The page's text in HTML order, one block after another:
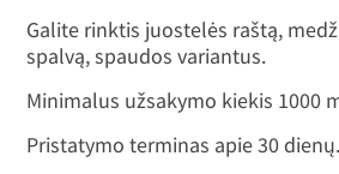
Galite rinktis juostelės raštą,
spalvą, spaudos variantus.
Minimalus užsakymo kiekis 1000
Pristatymo terminas apie 30 dienų.